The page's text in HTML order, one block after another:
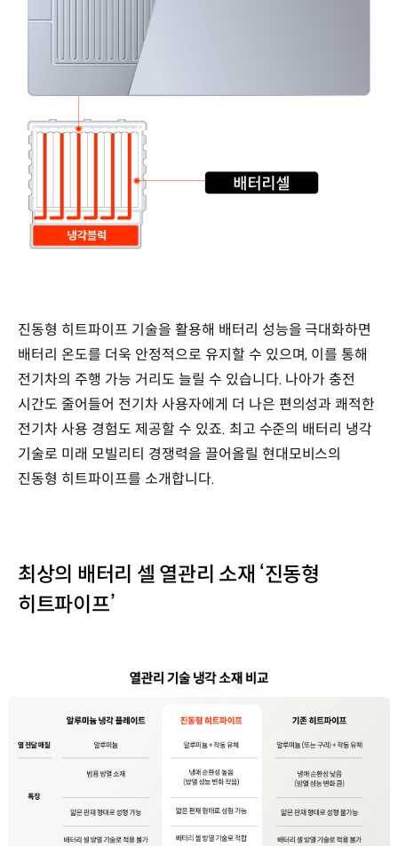
진동형 히트파이프 기술을 활용해 배터리 성능을 극대화하면
배터리 온도를 더욱 안정적으로 유지할 수 있으며, 이를 통해
전기차의 주행 가능 거리도 늘릴 수 있습니다. 나아가 충전
시간도 줄어들어 전기차 사용자에게 더 나은 편의성과 쾌적한
전기차 사용 경험도 제공할 수 있죠. 최고 수준의 배터리 냉각
기술로 미래 모빌리티 경쟁력을 끌어올릴 현대모비스의
진동형 히트파이프를 소개합니다.
최상의 배터리 셀 열관리 소재 ‘진동형
히트파이프’